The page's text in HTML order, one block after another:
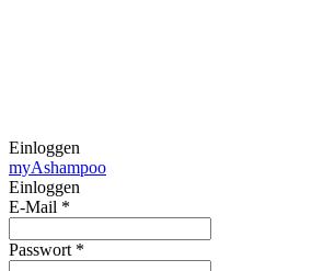
Einloggen
myAshampoo
Einloggen
E-Mail *
Passwort *